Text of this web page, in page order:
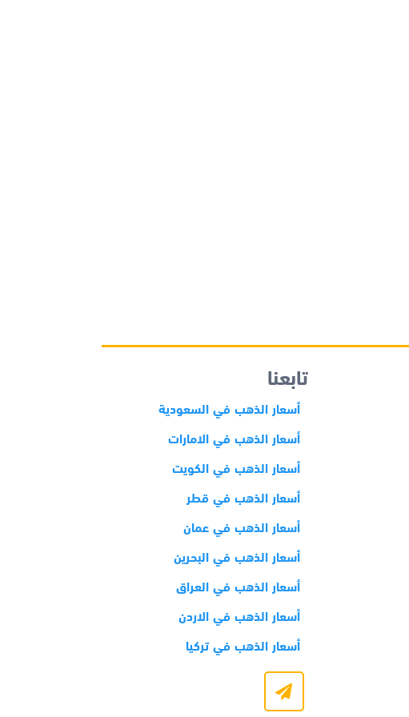
تابعنا
أسعار الذهب في السعودية
أسعار الذهب في الامارات
أسعار الذهب في الكويت
أسعار الذهب في قطر
أسعار الذهب في عمان
أسعار الذهب في البحرين
أسعار الذهب في العراق
أسعار الذهب في الاردن
أسعار الذهب في تركيا